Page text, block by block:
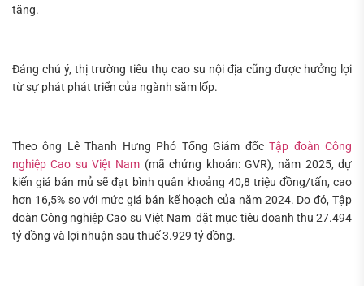
tăng.
Đáng chú ý, thị trường tiêu thụ cao su nội địa cũng được hưởng lợi
từ sự phát phát triển của ngành săm lốp.
Theo ông Lê Thanh Hưng Phó Tổng Giám đốcTập đoàn Công
nghiệp Cao su Việt Nam (mã chứng khoán: GVR), năm 2025, dự
kiến giá bán mủ sẽ đạt bình quân khoảng 40,8 triệu đồng/tấn, cao
hơn 16,5% so với mức giá bán kế hoạch của năm 2024. Do đó, Tập
đoàn Công nghiệp Cao su Việt Nam đặt mục tiêu doanh thu 27.494
tỷ đồng và lợi nhuận sau thuế 3.929 tỷ đồng.